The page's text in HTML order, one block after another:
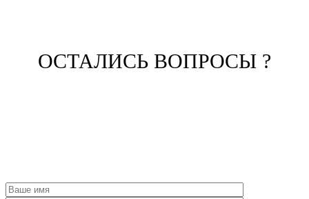
ОСТАЛИСЬ ВОПРОСЫ ?